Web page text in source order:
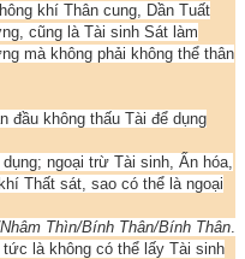
khí Thân cung, Dần Tuất
cũng là Tài sinh Sát làm
mà không phải không thể thân
đầu không thấu Tài để dụng
ngoại trừ Tài sinh, Ấn hóa,
Thất sát, sao có thể là ngoại
Nhâm Thìn/Bính Thân/Bính Thân
tức là không có thể lấy Tài sinh